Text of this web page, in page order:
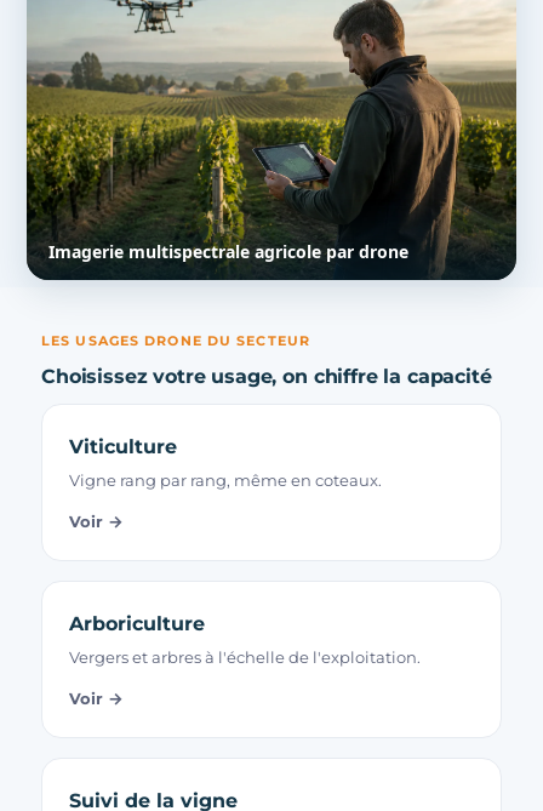
Imagerie multispectrale agricole par drone
LES USAGES DRONE DU SECTEUR
Choisissez votre usage, on chiffre la capacité
Viticulture
Vigne rang par rang, même en coteaux.
Voir →
Arboriculture
Vergers et arbres à l'échelle de l'exploitation.
Voir →
Suivi de la vigne